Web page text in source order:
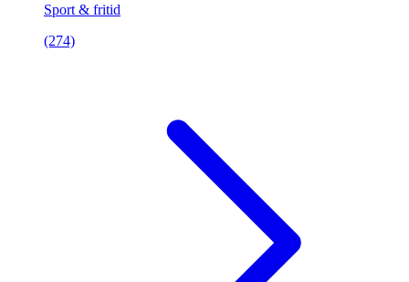
Sport & fritid
(274)